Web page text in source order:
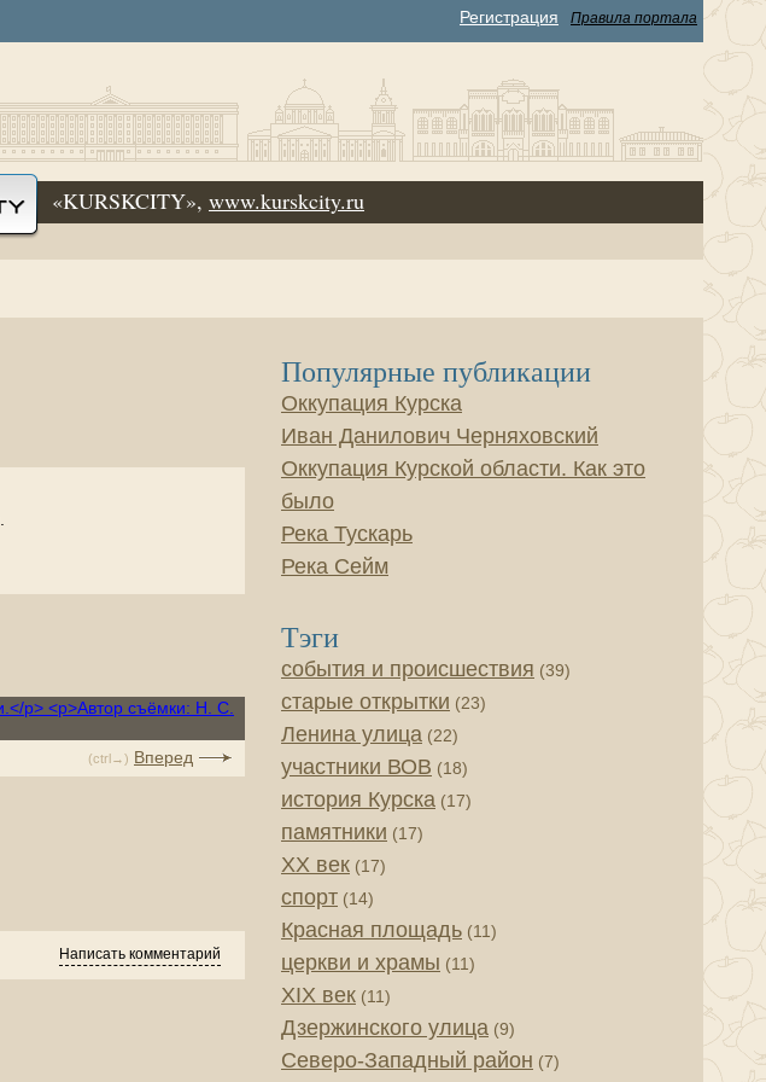
Регистрация Правила портала
«KURSKCITY», www.kurskcity.ru
(ctrl→) Вперед
Написать комментарий
Популярные публикации
Оккупация Курска
Иван Данилович Черняховский
Оккупация Курской области. Как это
было
Река Тускарь
Река Сейм
Тэги
события и происшествия (39)
старые открытки (23)
Ленина улица (22)
участники ВОВ (18)
история Курска (17)
памятники (17)
XX век (17)
спорт (14)
Красная площадь (11)
церкви и храмы (11)
XIX век (11)
Дзержинского улица (9)
Северо-Западный район (7)